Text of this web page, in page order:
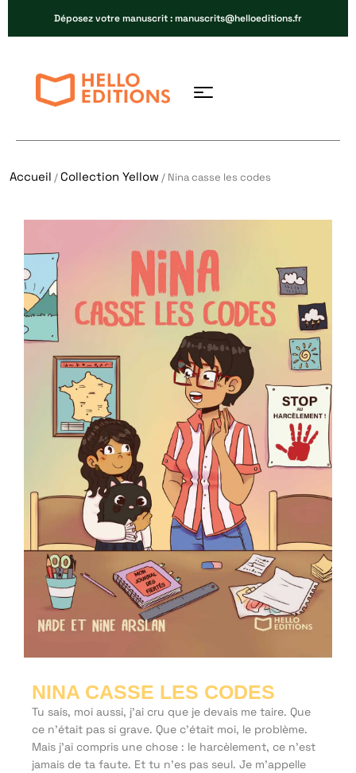
Déposez votre manuscrit : manuscrits@helloeditions.fr
Accueil /Collection Yellow / Nina casse les codes
NINA CASSE LES CODES
Tu sais, moi aussi, j’ai cru que je devais me taire. Que
ce n’était pas si grave. Que c’était moi, le problème.
Mais j’ai compris une chose : le harcèlement, ce n’est
jamais de ta faute. Et tu n’es pas seul. Je m’appelle